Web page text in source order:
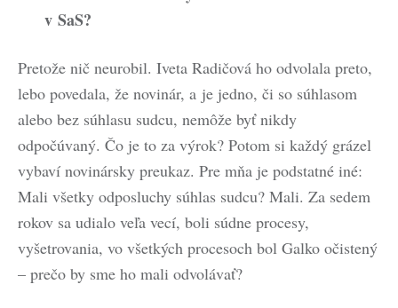
v SaS?
Pretože nič neurobil. Iveta Radičová ho odvolala preto,
lebo povedala, že novinár, a je jedno, či so súhlasom
alebo bez súhlasu sudcu, nemôže byť nikdy
odpočúvaný. Čo je to za výrok? Potom si každý grázel
vybaví novinársky preukaz. Pre mňa je podstatné iné:
Mali všetky odposluchy súhlas sudcu? Mali. Za sedem
rokov sa udialo veľa vecí, boli súdne procesy,
vyšetrovania, vo všetkých procesoch bol Galko očistený
– prečo by sme ho mali odvolávať?